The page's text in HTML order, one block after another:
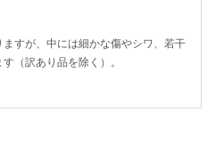
すが、中には細かな傷やシワ、若干
（訳あり品を除く）。